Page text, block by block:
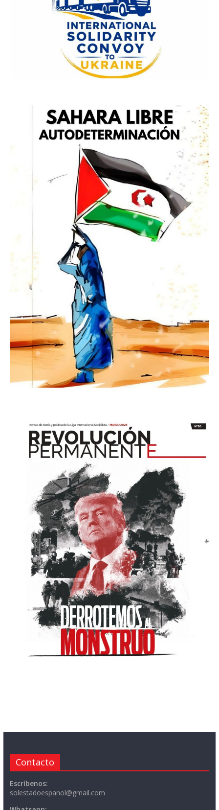
Contacto
Escríbenos:
solestadoespanol@gmail.com